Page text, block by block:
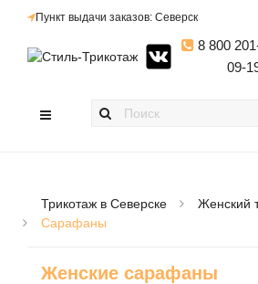
Пункт выдачи заказов: Северск
8 800
09-
Трикотаж в Северске
Женский
Сарафаны
Женские сарафаны